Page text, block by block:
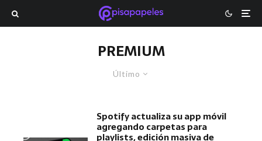
PREMIUM
Último
Spotify actualiza su app móvil
agregando carpetas para
playlists, edición masiva de